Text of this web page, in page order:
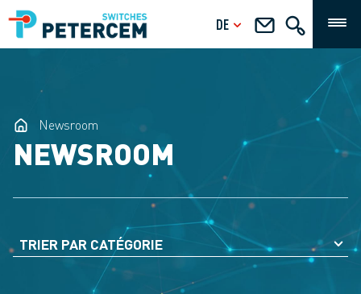
DE
Newsroom
NEWSROOM
TRIER PAR CATÉGORIE